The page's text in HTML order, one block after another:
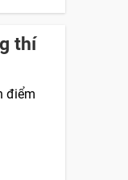
thí
điểm